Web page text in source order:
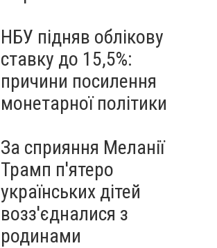
НБУ підняв облікову
ставку до 15,5%:
причини посилення
монетарної політики
За сприяння Меланії
Трамп п'ятеро
українських дітей
возз'єдналися з
родинами